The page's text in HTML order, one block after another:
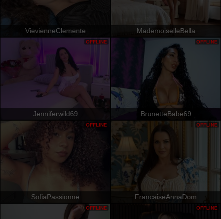
VievienneClemente MademoiselleBella
Jenniferwild69
OFFLINE
BrunetteBabe69
OFFLINE
SofiaPassionne
OFFLINE
FrancaiseAnnaDom
OFFLINE
OFFLINE OFFLINE